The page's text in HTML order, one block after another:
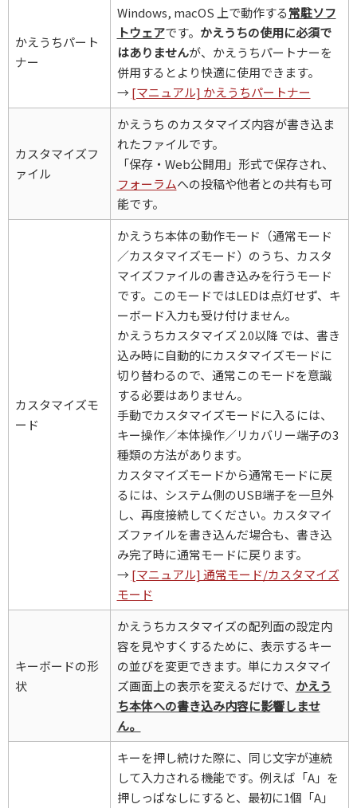
かえうちパート
ナー
Windows, macOS 上で動作する常駐ソフ
トウェアです。 かえうちの使用に必須で
はありませんが、かえうちパートナーを
併用するとより快適に使用できます。
→[マニュアル] かえうちパートナー
カスタマイズフ
ァイル
かえうち のカスタマイズ内容が書き込ま
れたファイルです。
「保存・Web公開用」形式で保存され、
フォーラムへの投稿や他者との共有も可
能です。
カスタマイズモ
ード
かえうち本体の動作モード（通常モード
／カスタマイズモード）のうち、カスタ
マイズファイルの書き込みを行うモード
です。このモードではLEDは点灯せず、キ
ーボード入力も受け付けません。
かえうちカスタマイズ 2.0以降 では、書き
込み時に自動的にカスタマイズモードに
切り替わるので、通常このモードを意識
する必要はありません。
手動でカスタマイズモードに入るには、
キー操作／本体操作／リカバリー端子の3
種類の方法があります。
カスタマイズモードから通常モードに戻
るには、システム側のUSB端子を一旦外
し、再度接続してください。カスタマイ
ズファイルを書き込んだ場合も、書き込
み完了時に通常モードに戻ります。
→[マニュアル] 通常モード/カスタマイズ
モード
キーボードの形
状
かえうちカスタマイズの配列面の設定内
容を見やすくするために、表示するキー
の並びを変更できます。単にカスタマイ
ズ画面上の表示を変えるだけで、 かえう
ち本体への書き込み内容に影響しませ
ん。
キーを押し続けた際に、同じ文字が連続
して入力される機能です。例えば「A」を
押しっぱなしにすると、最初に1個「A」